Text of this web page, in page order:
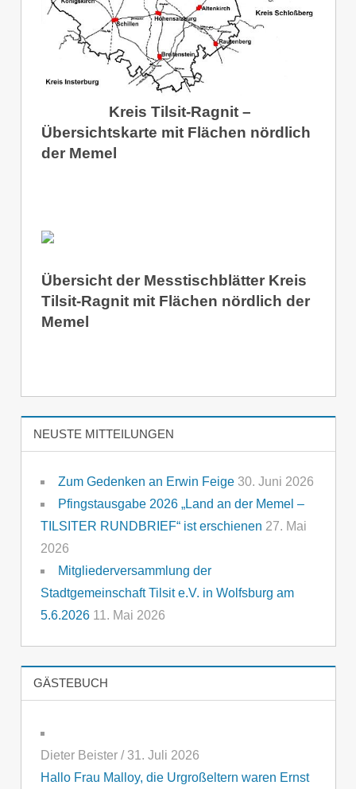
Kreis Tilsit-Ragnit –
Übersichtskarte mit Flächen nördlich
der Memel
Übersicht der Messtischblätter Kreis
Tilsit-Ragnit mit Flächen nördlich der
Memel
NEUSTE MITTEILUNGEN
Zum Gedenken an Erwin Feige 30. Juni 2026
Pfingstausgabe 2026 „Land an der Memel –
TILSITER RUNDBRIEF“ ist erschienen 27. Mai
2026
Mitgliederversammlung der
Stadtgemeinschaft Tilsit e.V. in Wolfsburg am
5.6.2026 11. Mai 2026
GÄSTEBUCH
Dieter Beister/31. Juli 2026
Hallo Frau Malloy, die Urgroßeltern waren Ernst